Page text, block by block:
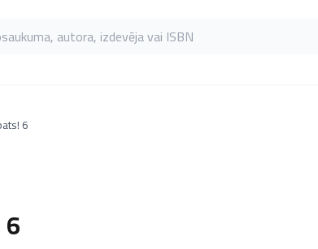
autora, izdevēja vai ISBN
6